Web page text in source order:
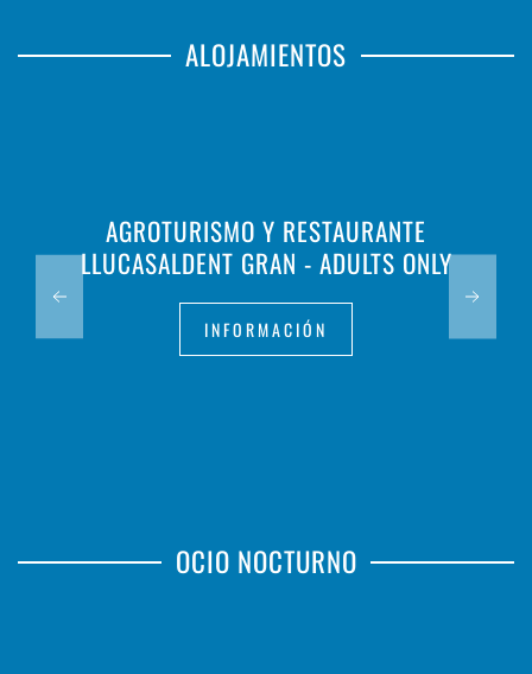
ALOJAMIENTOS
AGROTURISMO Y RESTAURANTE
LLUCASALDENT GRAN - ADULTS ONLY
INFORMACIÓN
OCIO NOCTURNO